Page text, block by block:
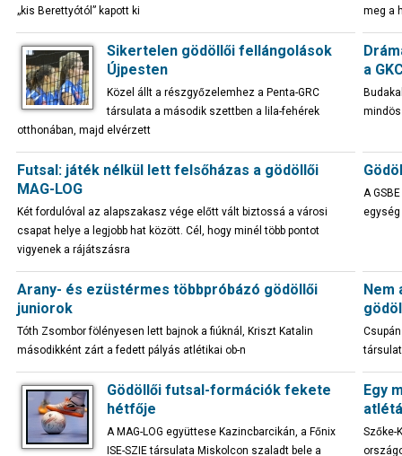
„kis Berettyótól” kapott ki
meg a
Sikertelen gödöllői fellángolások
Újpesten
Közel állt a részgyőzelemhez a Penta-GRC
társulata a második szettben a lila-fehérek
otthonában, majd elvérzett
a
Futsal: játék nélkül lett felsőházas a gödöllői
MAG-LOG
Két fordulóval az alapszakasz vége előtt vált biztossá a városi
csapat helye a legjobb hat között. Cél, hogy minél több pontot
vigyenek a rájátszásra
A
Arany- és ezüstérmes többpróbázó gödöllői
juniorok
Tóth Zsombor fölényesen lett bajnok a fiúknál, Kriszt Katalin
másodikként zárt a fedett pályás atlétikai ob-n
Nem
Gödöllői futsal-formációk fekete
hétfője
A MAG-LOG együttese Kazincbarcikán, a Főnix
ISE-SZIE társulata Miskolcon szaladt bele a
Egy
Szőke-